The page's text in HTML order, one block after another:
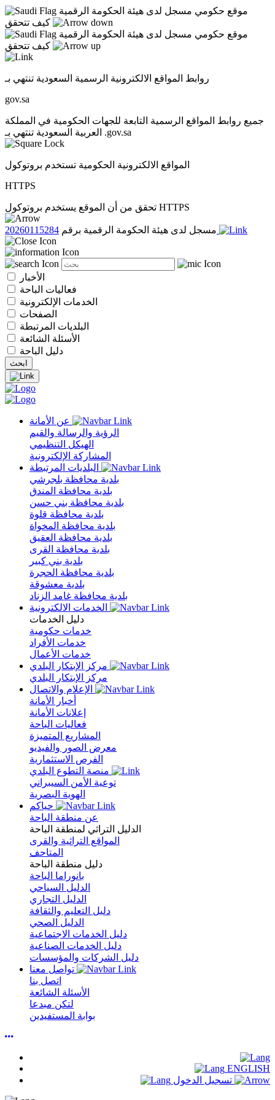
موقع حكومي مسجل لدى هيئة الحكومة الرقمية
موقع حكومي مسجل لدى هيئة الحكومة الرقمية
روابط المواقع الالكترونية الرسمية السعودية تنتهي بـ
gov.sa
جميع روابط المواقع الرسمية التابعة للجهات الحكومية في المملكة
العربية السعودية تنتهي بـ .gov.sa
المواقع الالكترونية الحكومية تستخدم بروتوكول
HTTPS
تحقق من أن الموقع يستخدم بروتوكول HTTPS
مسجل لدى هيئة الحكومة الرقمية برقم
الأخبار
فعاليات الباحة
الخدمات الإلكترونية
الصفحات
البلديات المرتبطة
الأسئلة الشائعة
دليل الباحة
الرؤية والرسالة والقيم
الهيكل التنظيمي
المشاركة الإلكترونية
بلدية محافظة بلجرشي
بلدية محافظة المندق
بلدية محافظة بني حسن
بلدية محافظة قلوة
بلدية محافظة المخواة
بلدية محافظة العقيق
بلدية محافظة القرى
بلدية بني كبير
بلدية محافظة الحجرة
بلدية معشوقة
بلدية محافظة غامد الزناد
دليل الخدمات
خدمات حكومية
خدمات الأفراد
خدمات الأعمال
مركز الإبتكار البلدي
أخبار الأمانة
إعلانات الأمانة
فعاليات الباحة
المشاريع المتميزة
معرض الصور والفيديو
الفرص الاستثمارية
منصة التطوع البلدي
توعية الأمن السيبراني
الهوية البصرية
عن منطقة الباحة
الدليل التراثي لمنطقة الباحة
المواقع التراثية والقرى
المتاحف
دليل منطقة الباحة
بانوراما الباحة
الدليل السياحي
الدليل التجاري
دليل التعليم والثقافة
الدليل الصحي
دليل الخدمات الاجتماعية
دليل الخدمات الصناعية
دليل الشركات والمؤسسات
اتصل بنا
الأسئلة الشائعة
لتكن مبدعا
بوابة المستفيدين
ENGLISH
تسجيل الدخول